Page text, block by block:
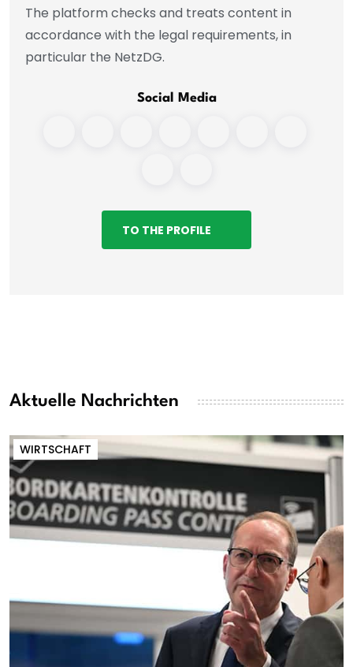
The platform checks and treats content in
accordance with the legal requirements, in
particular the NetzDG.
Social Media
TO THE PROFILE
Aktuelle Nachrichten
WIRTSCHAFT